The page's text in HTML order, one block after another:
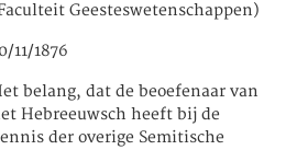
Geesteswetenschappen)
11/1876
belang, dat de beoefenaar van
Hebreeuwsch heeft bij de
der overige Semitische